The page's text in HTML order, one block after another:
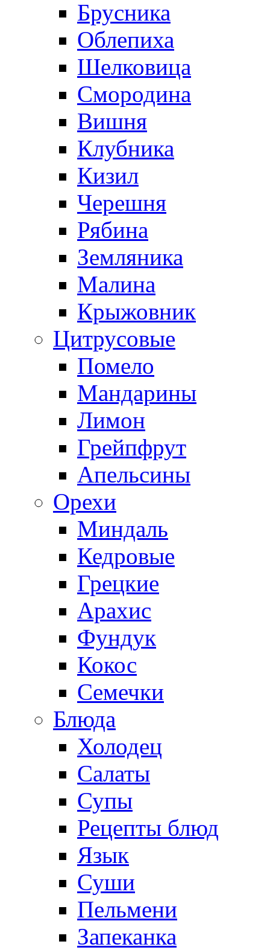
Брусника
Облепиха
Шелковица
Смородина
Вишня
Клубника
Кизил
Черешня
Рябина
Земляника
Малина
Крыжовник
Цитрусовые
Помело
Мандарины
Лимон
Грейпфрут
Апельсины
Орехи
Миндаль
Кедровые
Грецкие
Арахис
Фундук
Кокос
Семечки
Блюда
Холодец
Салаты
Супы
Рецепты блюд
Язык
Суши
Пельмени
Запеканка